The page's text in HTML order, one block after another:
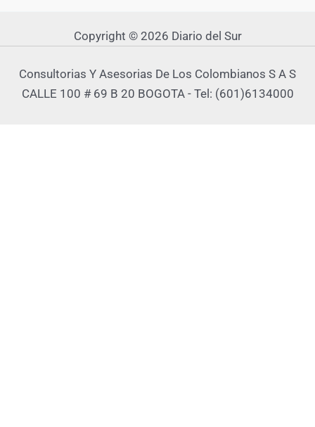
Copyright © 2026 Diario del Sur
Consultorias Y Asesorias De Los Colombianos S A S
CALLE 100 # 69 B 20 BOGOTA - Tel: (601)6134000